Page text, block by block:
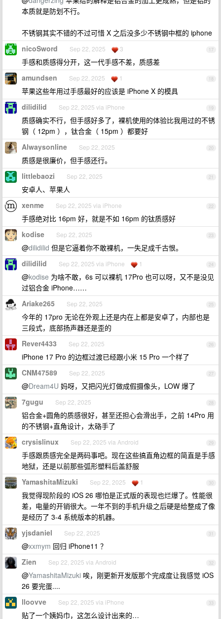
本质就是防划不行。
不锈钢其实不错的不过可惜 X 之后没多少不锈钢中框的 iphone
17
nicoSword Sep 22, 2025 3
手感和质感得分开，这一代手感不差，质感差
18
amundsen Sep 22, 2025 1
苹果这些年用过手感最好的应该是 iPhone X 的模具
19
dilidilid Sep 22, 2025 via iPhone
质感确实不行，但手感好多了，裸机使用的体验比我用过的不锈
钢（ 12pm ），钛合金（ 15pm ）都要好
20
Alwaysonline Sep 22, 2025
质感是很廉价，但手感还行。
21
littlebaozi Sep 22, 2025
安卓人、苹果人
22
xenme Sep 22, 2025 via iPhone
手感绝对比 16pm 好，就是不如 16pm 的钛质感好
23
kodise Sep 22, 2025
@dilidilid 但是它逼着你不敢裸机，一失足成千古恨。
24
dilidilid Sep 22, 2025 via iPhone 1
@kodise 为啥不敢，6s 可以裸机 17Pro 也可以呀，又不是没见
过铝合金 iPhone……
25
Ariake265 Sep 22, 2025
今年的 17pro 无论在外观上还是内在上都是安卓了，内部也是
三段式，底部扬声器还是歪的
26
Rever4433 Sep 22, 2025
iPhone 17 Pro 的边框过渡已经跟小米 15 Pro 一个样了
27
CNM47589 Sep 22, 2025
@Dream4U 妈呀，又把闪光灯做成假摄像头，LOW 爆了
28
7gugu Sep 22, 2025
铝合金+圆角的质感很好，甚至还担心会滑出手，之前 14Pro 用
的不锈钢+直角设计，太硌手了
29
crysislinux Sep 22, 2025 via Android
手感跟质感完全是两码事吧。现在这些搞直角边框的简直是手感
地狱，还是以前那些弧形塑料后盖舒服
30
YamashitaMizuki Sep 22, 2025 1
我觉得现阶段的 iOS 26 哪怕是正式版的表现也烂爆了。性能很
差，电量的开销很大。一年不到的手机升级之后硬是给整成了像
是经历了 3-4 系统版本的机器。
31
yjsdaniel Sep 22, 2025
@xxmym 回归 iPhone11 ？
32
Zien Sep 22, 2025 via Android
@YamashitaMizuki 唉，刚更新开发版那个完成度让我感觉 iOS
26 要完蛋....
33
lloovve Sep 22, 2025 via iPhone
贴了一个姨妈巾，这怎么设计出来的…